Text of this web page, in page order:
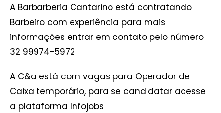
A Barbarberia Cantarino está contratando
Barbeiro com experiência para mais
informações entrar em contato pelo número
32 99974-5972
A C&a está com vagas para Operador de
Caixa temporário, para se candidatar acesse
a plataforma Infojobs